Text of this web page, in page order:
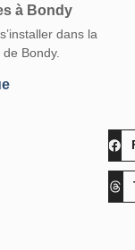
à Bondy
dans la
Bondy.